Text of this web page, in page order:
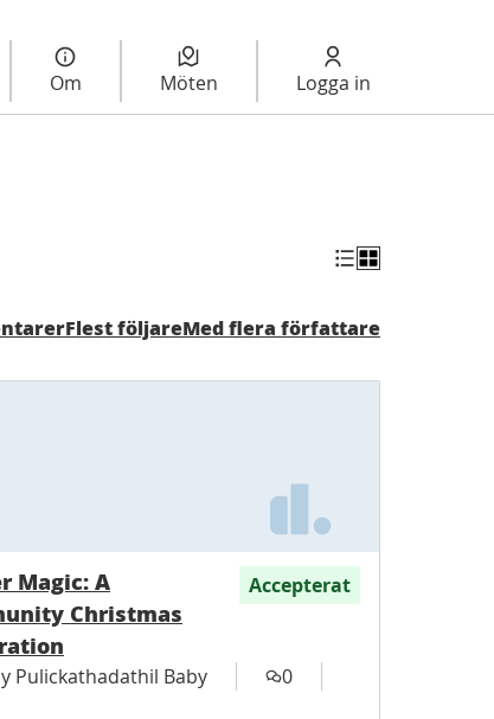
Om Möten Logga in
Flest följareMed flera författare
Magic: A
Christmas
Accepterat
Pulickathadathil Baby
0